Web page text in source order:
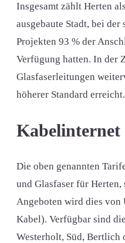
Insgesamt zählt Herten
ausgebaute Stadt, bei
Projekten 93 % der
Verfügung hatten. In der
Glasfaserleitungen
höherer Standard erreicht.
Die oben genannten
und Glasfaser für
Angeboten wird dies von
Kabel). Verfügbar sind
Westerholt, Süd, Bertlich